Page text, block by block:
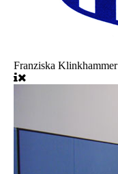
Franziska Klinkhammer